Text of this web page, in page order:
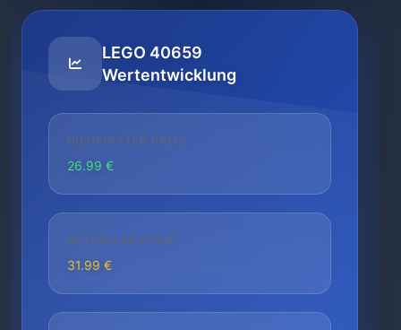
LEGO 40659
Wertentwicklung
NIEDRIGSTER PREIS
26.99 €
AKTUELLER PREIS
31.99 €